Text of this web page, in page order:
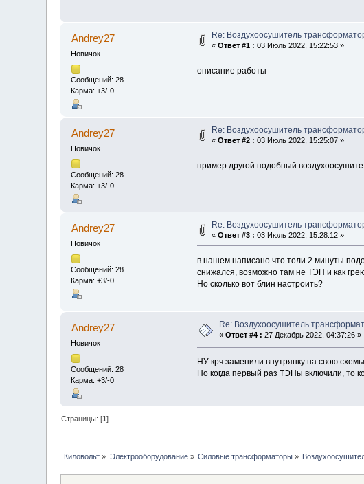
Andrey27
Новичок
Сообщений: 28
Карма: +3/-0
Re: Воздухоосушитель
«Ответ #1 : 03 Июль 2022, 15:22:53 »
описание работы
Andrey27
Новичок
Сообщений: 28
Карма: +3/-0
Re: Воздухоосушитель
«Ответ #2 : 03 Июль 2022, 15:25:07 »
пример другой подобный
Andrey27
Новичок
Сообщений: 28
Карма: +3/-0
Re: Воздухоосушитель
«Ответ #3 : 03 Июль 2022, 15:28:12 »
в нашем написано что толи 2 минуты
снижался, возможно там не ТЭН и как
Но сколько вот блин настроить?
Andrey27
Новичок
Сообщений: 28
Карма: +3/-0
Re: Воздухоосушитель
«Ответ #4 : 27 Декабрь 2022, 04:37:26 »
НУ крч заменили внутрянку на свою
Но когда первый раз ТЭНы включили, то
Страницы: [1]
Киловольт » Электрооборудование» Силовые трансформаторы »